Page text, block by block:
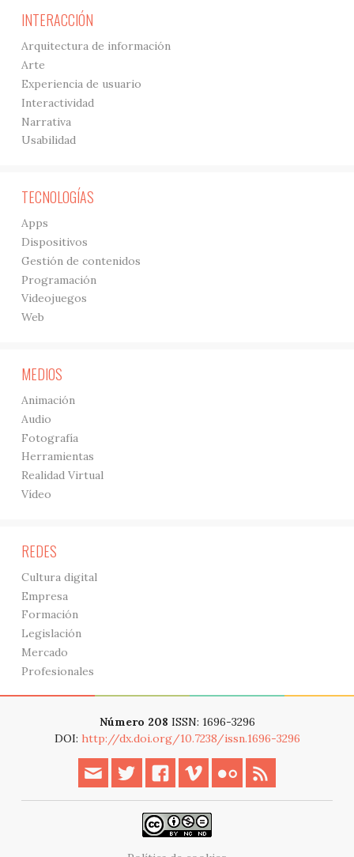
INTERACCIÓN
Arquitectura de información
Arte
Experiencia de usuario
Interactividad
Narrativa
Usabilidad
TECNOLOGÍAS
Apps
Dispositivos
Gestión de contenidos
Programación
Videojuegos
Web
MEDIOS
Animación
Audio
Fotografía
Herramientas
Realidad Virtual
Vídeo
REDES
Cultura digital
Empresa
Formación
Legislación
Mercado
Profesionales
Número 208 ISSN: 1696-3296
DOI: http://dx.doi.org/10.7238/issn.1696-3296